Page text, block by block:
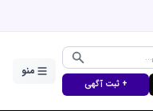
+ ثبت آگهی
منو